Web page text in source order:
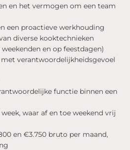
en het vermogen om een team
een proactieve werkhouding
diverse kooktechnieken
en op feestdagen)
met verantwoordelijkheidsgevoel
functie binnen een
waar af en toe weekend vrij
en €3.750 bruto per maand,